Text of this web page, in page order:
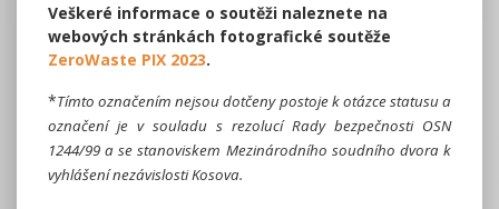
Veškeré informace o soutěži naleznete na
webových stránkách fotografické soutěže
ZeroWaste PIX 2023.
*Tímto označením nejsou dotčeny postoje k otázce statusu a
označení je v souladu s rezolucí Rady bezpečnosti OSN
1244/99 a se stanoviskem Mezinárodního soudního dvora k
vyhlášení nezávislosti Kosova.